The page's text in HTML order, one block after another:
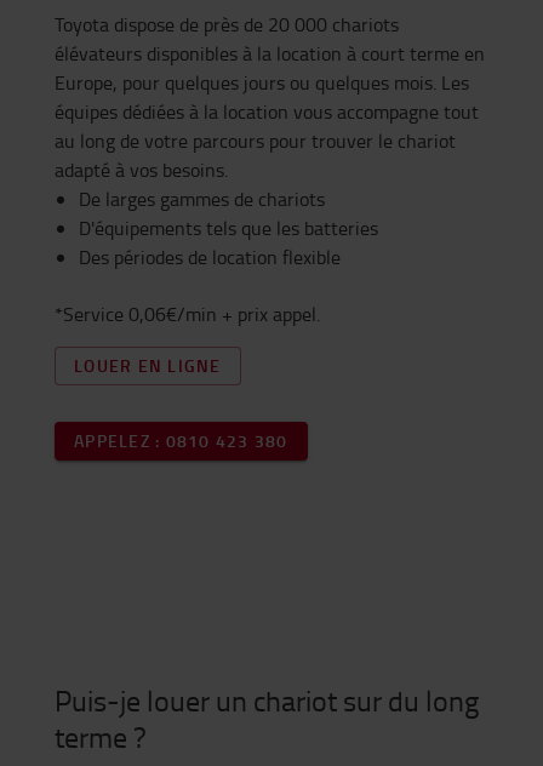
Toyota dispose de près de 20 000 chariots
élévateurs disponibles à la location à court terme en
Europe, pour quelques jours ou quelques mois. Les
équipes dédiées à la location vous accompagne tout
au long de votre parcours pour trouver le chariot
adapté à vos besoins.
De larges gammes de chariots
D'équipements tels que les batteries
Des périodes de location flexible
*Service 0,06€/min + prix appel.
LOUER EN LIGNE
APPELEZ : 0810 423 380
Puis-je louer un chariot sur du long
terme ?